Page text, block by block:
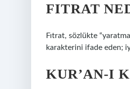
FITRAT
Fıtrat, sözlükte
karakterini ifade eden;
KUR’AN-I